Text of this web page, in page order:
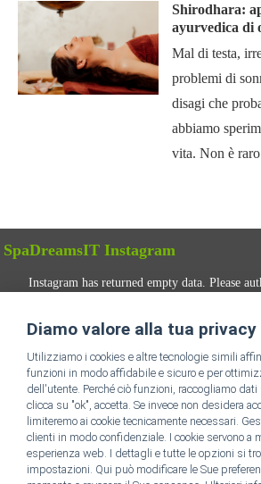
Shirodhara:
ayurvedica di
Mal di testa,
problemi di
disagi che
abbiamo
vita. Non è
SpaDreamsIT Instagram
Instagram has returned empty data. Please
SEGUICI
Diamo valore alla tua privacy
Utilizziamo i cookies e altre tecnologie simili
funzioni in modo affidabile e sicuro e per
dell'utente. Perché ciò funzioni, raccogliamo
clicca su "ok", accetta. Se invece non desidera
limiteremo ai cookie tecnicamente necessari.
clienti in modo confidenziale. I cookie servono a
esperienza web. I dettagli e tutte le opzioni si
impostazioni. Qui può modificare le Sue